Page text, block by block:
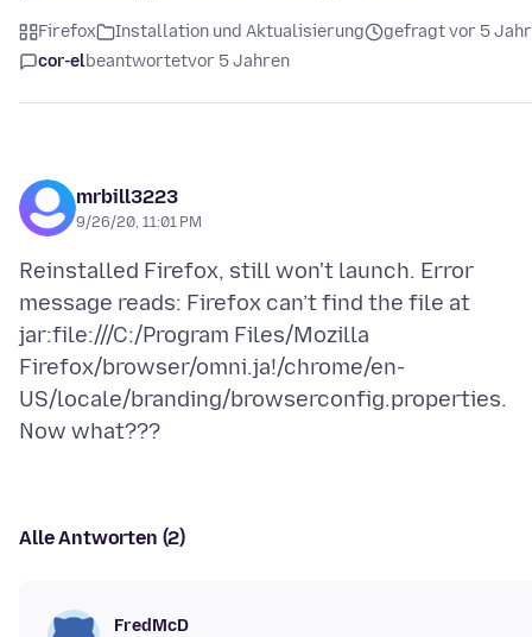
Firefox Installation und Aktualisierung
gefragt vor 5
cor-elbeantwortetvor 5 Jahren
mrbill3223
9/26/20, 11:01 PM
Reinstalled Firefox, still won't launch. Error
message reads: Firefox can’t find the file at
jar:file:///C:/Program Files/Mozilla
Firefox/browser/omni.ja!/chrome/en-
US/locale/branding/browserconfig.properties.
Alle Antworten (2)
FredMcD